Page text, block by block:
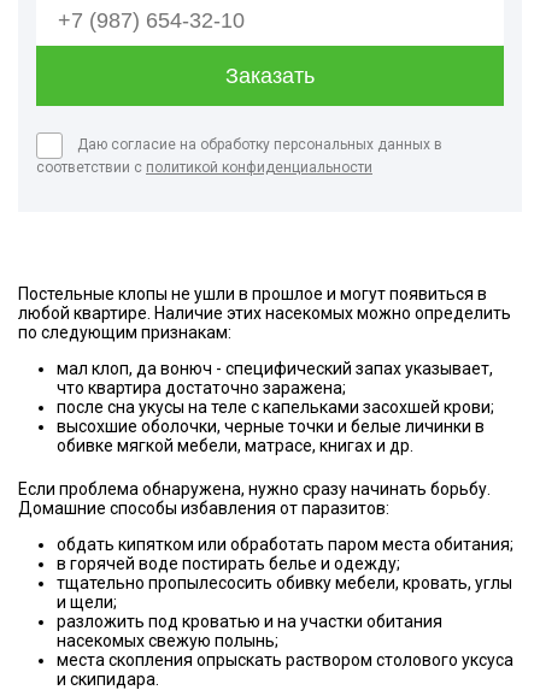
Даю согласие на обработку персональных данных в
соответствии с политикой конфиденциальности
Постельные клопы не ушли в прошлое и могут появиться в
любой квартире. Наличие этих насекомых можно определить
по следующим признакам:
мал клоп, да вонюч - специфический запах указывает,
что квартира достаточно заражена;
после сна укусы на теле с капельками засохшей крови;
высохшие оболочки, черные точки и белые личинки в
обивке мягкой мебели, матрасе, книгах и др.
Если проблема обнаружена, нужно сразу начинать борьбу.
Домашние способы избавления от паразитов:
обдать кипятком или обработать паром места обитания;
в горячей воде постирать белье и одежду;
тщательно пропылесосить обивку мебели, кровать, углы
и щели;
разложить под кроватью и на участки обитания
насекомых свежую полынь;
места скопления опрыскать раствором столового уксуса
и скипидара.